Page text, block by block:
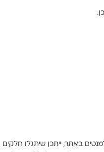
באתר, ייתכן שיתגלו חלקים